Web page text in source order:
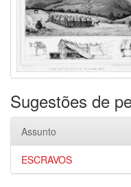
Sugestões de
Assunto
ESCRAVOS